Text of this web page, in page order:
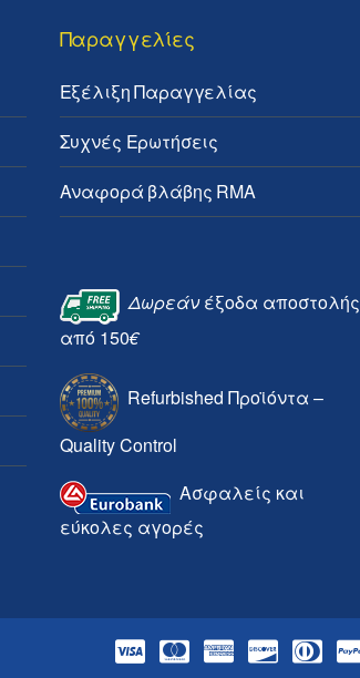
Παραγγελίες
Εξέλιξη Παραγγελίας
Συχνές Ερωτήσεις
Αναφορά βλάβης RMA
Δωρεάνέξοδα αποστολής
από 150€
Refurbished Προϊόντα –
Quality Control
Ασφαλείς και
εύκολες αγορές